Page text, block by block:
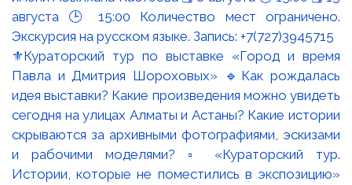
⚜️Кураторский тур по выставке «Город и время
Павла и Дмитрия Шороховых» 🔹Как рождалась
идея выставки? Какие произведения можно увидеть
сегодня на улицах Алматы и Астаны? Какие истории
скрываются за архивными фотографиями, эскизами
и рабочими моделями? ▫️ «Кураторский тур.
Истории, которые не поместились в экспозицию»